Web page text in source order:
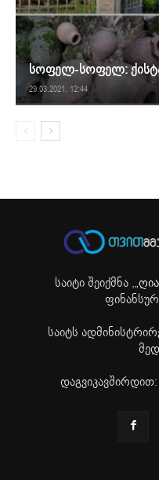
სოფელ-სოფელ:
29.03.2021. 12:44
საიტი შეიქმნა ,
საიტს